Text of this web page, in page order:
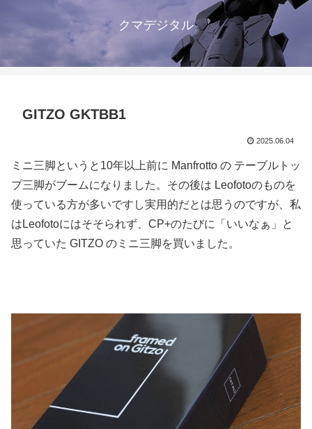
クマデジタル
GITZO GKTBB1
2025.06.04
ミニ三脚というと10年以上前に Manfrotto の テーブルトッ
プ三脚がブームになりました。その後は Leofotoのものを
使っている方が多いですし実用的だとは思うのですが、私
はLeofotoにはそそられず、CP+のたびに「いいなぁ」と
思っていた GITZO のミニ三脚を買いました。